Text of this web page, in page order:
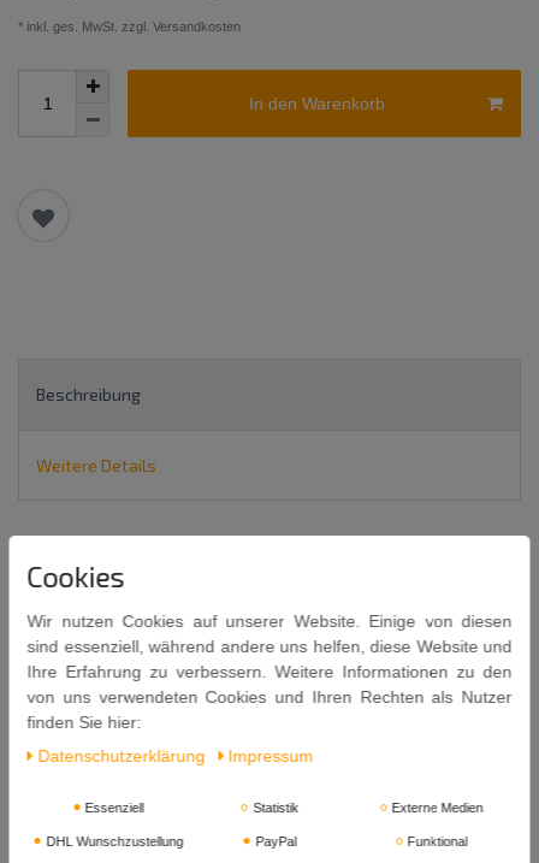
* inkl. ges. MwSt. zzgl. Versandkosten
In den Warenkorb
Beschreibung
Weitere Details
3 x 57g = 171g
Sichuan Pfefferkörner
Sechuan, Szechuan, Szetschuan oder Sezuan
SICHUAN PEPPERCORNS
Pfefferkörner aus der Provinz Sichuan (China).
Er wird auch Szechuanpfeffer, Japanischer Pfeffer, Anispfeffer,
Cookies
Wir nutzen Cookies auf unserer Website. Einige von diesen
sind essenziell, während andere uns helfen, diese Website und
Ihre Erfahrung zu verbessern. Weitere Informationen zu den
von uns verwendeten Cookies und Ihren Rechten als Nutzer
finden Sie hier:
Daten­schutz­erklärung
Impressum
Essenziell Statistik Externe Medien
DHL Wunschzustellung PayPal Funktional